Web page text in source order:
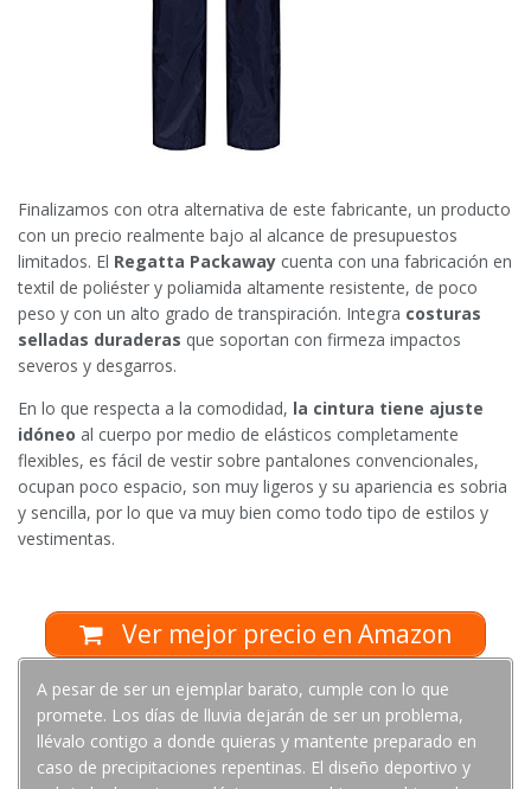
Finalizamos con otra alternativa de este fabricante, un producto
con un precio realmente bajo al alcance de presupuestos
limitados. El Regatta Packaway cuenta con una fabricación en
textil de poliéster y poliamida altamente resistente, de poco
peso y con un alto grado de transpiración. Integra costuras
selladas duraderas que soportan con firmeza impactos
severos y desgarros.
En lo que respecta a la comodidad, la cintura tiene ajuste
idóneo al cuerpo por medio de elásticos completamente
flexibles, es fácil de vestir sobre pantalones convencionales,
ocupan poco espacio, son muy ligeros y su apariencia es sobria
y sencilla, por lo que va muy bien como todo tipo de estilos y
vestimentas.
Ver mejor precio en Amazon
A pesar de ser un ejemplar barato, cumple con lo que
promete. Los días de lluvia dejarán de ser un problema,
llévalo contigo a donde quieras y mantente preparado en
caso de precipitaciones repentinas. El diseño deportivo y